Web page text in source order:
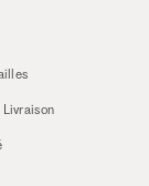
Livraison